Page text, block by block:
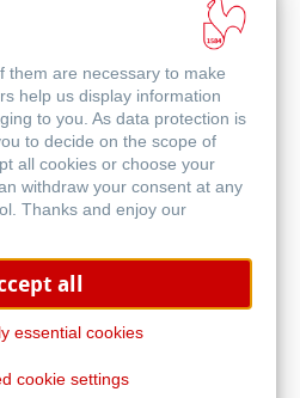
them are necessary to make
help us display information
to you. As data protection is
to decide on the scope of
all cookies or choose your
withdraw your consent at any
Thanks and enjoy our
all
essential cookies
cookie settings